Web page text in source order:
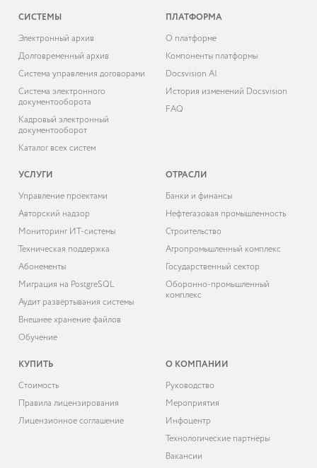
СИСТЕМЫ
Электронный архив
Долговременный архив
Система управления договорами
Система электронного
документооборота
Кадровый электронный
документооборот
Каталог всех систем
ПЛАТФОРМА
О платформе
Компоненты платформы
Docsvision AI
История изменений Docsvision
FAQ
УСЛУГИ
Управление проектами
Авторский надзор
Мониторинг ИТ-системы
Техническая поддержка
Абонементы
Миграция на PostgreSQL
Аудит развёртывания системы
Внешнее хранение файлов
Обучение
ОТРАСЛИ
Банки и финансы
Нефтегазовая промышленность
Строительство
Агропромышленный комплекс
Государственный сектор
Оборонно-промышленный
комплекс
КУПИТЬ
Cтоимость
Правила лицензирования
Лицензионное соглашение
О КОМПАНИИ
Руководство
Мероприятия
Инфоцентр
Технологические партнёры
Вакансии